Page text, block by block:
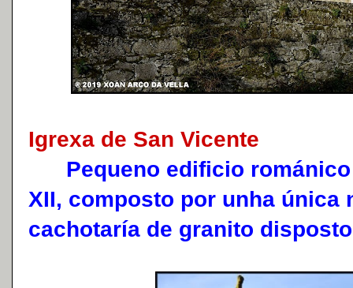
Igrexa de San Vicente
Pequeno edificio románico
XII, composto por unha única
cachotaría de granito